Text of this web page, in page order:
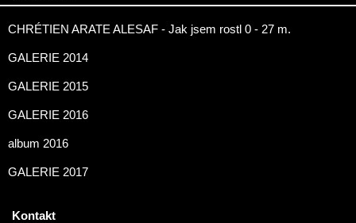
CHRÉTIEN ARATE ALESAF - Jak jsem rostl 0 - 27 m.
GALERIE 2014
GALERIE 2015
GALERIE 2016
album 2016
GALERIE 2017
Kontakt